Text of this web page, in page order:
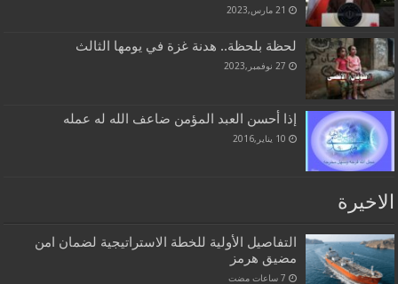
21 مارس,2023
لحظة بلحظة.. هدنة غزة في يومها الثالث
27 نوفمبر,2023
إذا أحسن العبد المؤمن ضاعف الله له عمله
10 يناير,2016
الاخيرة
التفاصيل الأولية للخطة الاستراتيجية لضمان امن
مضيق هرمز